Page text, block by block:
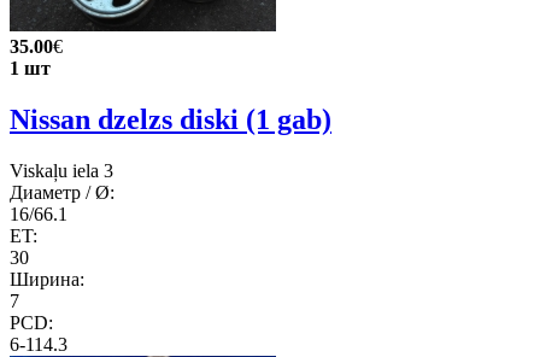
35.00€
1 шт
Nissan dzelzs diski (1 gab)
Viskaļu iela 3
Диаметр / Ø:
16/66.1
ET:
30
Ширина:
7
PCD:
6-114.3